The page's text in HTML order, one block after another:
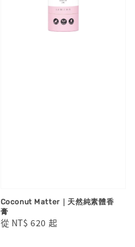
Coconut Matter｜天然純素體香
膏
Regular
從 NT$ 620 起